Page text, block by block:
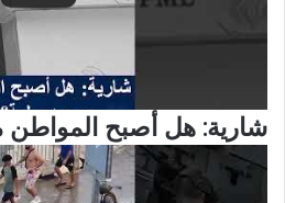
شارية: هل أصبح